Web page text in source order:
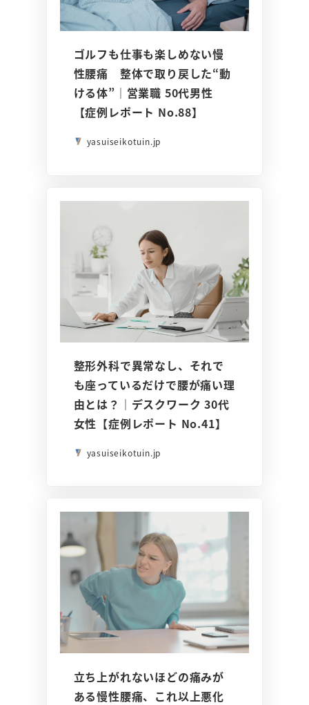
ゴルフも仕事も楽しめない慢
性腰痛 整体で取り戻した“動
ける体”｜営業職 50代男性
【症例レポート No.88】
yasuiseikotuin.jp
整形外科で異常なし、それで
も座っているだけで腰が痛い理
由とは？｜デスクワーク 30代
女性【症例レポート No.41】
yasuiseikotuin.jp
立ち上がれないほどの痛みが
ある慢性腰痛、これ以上悪化